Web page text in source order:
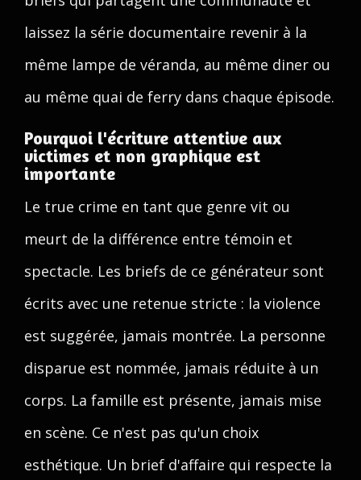
laissez la série documentaire revenir à la
même lampe de véranda, au même diner ou
au même quai de ferry dans chaque épisode.
Pourquoi l'écriture attentive aux
victimes et non graphique est
importante
Le true crime en tant que genre vit ou
meurt de la différence entre témoin et
spectacle. Les briefs de ce générateur sont
écrits avec une retenue stricte : la violence
est suggérée, jamais montrée. La personne
disparue est nommée, jamais réduite à un
corps. La famille est présente, jamais mise
en scène. Ce n'est pas qu'un choix
esthétique. Un brief d'affaire qui respecte la